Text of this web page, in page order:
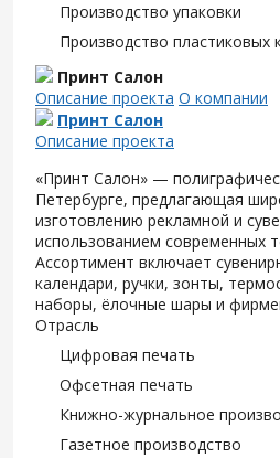
Производство упаковки
Производство пластиковых
Принт Салон
Описание проекта О компании
Принт Салон
Описание проекта
«Принт Салон» —
Петербурге, предлагающая
изготовлению рекламной и
использованием современных
Ассортимент включает
календари, ручки, зонты,
наборы, ёлочные шары и
Отрасль
Цифровая печать
Офсетная печать
Книжно-журнальное
Газетное производство